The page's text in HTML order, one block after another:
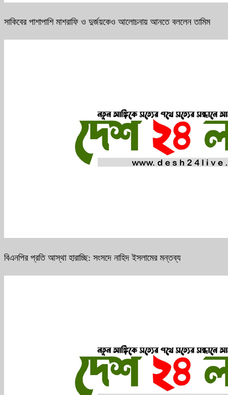
সাকিবের পাশাপাশি মাশরাফি ও দুর্জয়কেও আলোচনায় আনতে বললেন তামিম
বিএনপির প্রতি আস্থা হারাচ্ছি: সংসদে নাহিদ ইসলামের মন্তব্য